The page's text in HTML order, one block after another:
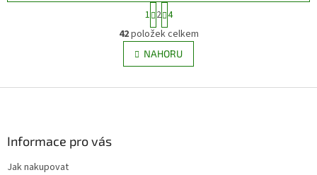
O
v
l
á
S
t
r
á
n
k
v
1 2 4
42položek celkem
NAHORU
Informace pro vás
Jak nakupovat